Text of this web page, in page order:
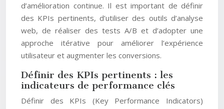
d’amélioration continue. Il est important de définir
des KPIs pertinents, d’utiliser des outils d’analyse
web, de réaliser des tests A/B et d’adopter une
approche itérative pour améliorer l’expérience
utilisateur et augmenter les conversions.
Définir des KPIs pertinents : les
indicateurs de performance clés
Définir des KPIs (Key Performance Indicators)